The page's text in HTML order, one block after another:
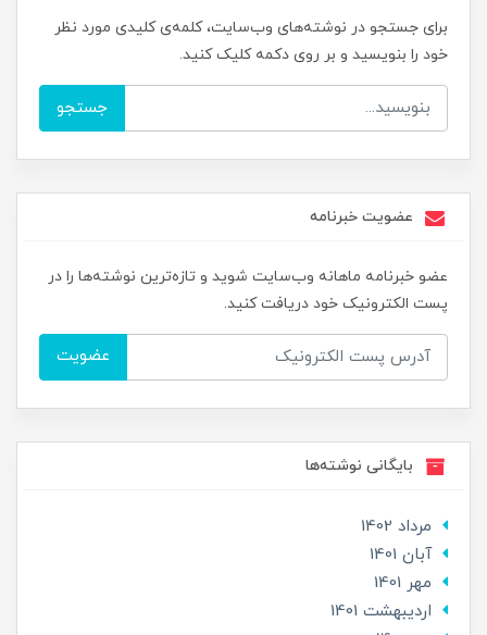
برای جستجو در نوشته‌های وب‌سایت، کلمه‌ی کلیدی مورد نظر
خود را بنویسید و بر روی دکمه کلیک کنید.
جستجو
عضویت خبرنامه
عضو خبرنامه ماهانه وب‌سایت شوید و تازه‌ترین نوشته‌ها را در
پست الکترونیک خود دریافت کنید.
عضویت
بایگانی نوشته‌ها
مرداد 1402
آبان 1401
مهر 1401
ارديبهشت 1401